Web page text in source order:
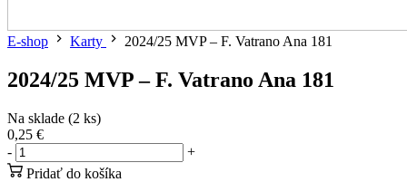
E-shop Karty 2024/25 MVP – F. Vatrano Ana 181
2024/25 MVP – F. Vatrano Ana 181
Na sklade (2 ks)
0,25 €
-
+
Pridať do košíka